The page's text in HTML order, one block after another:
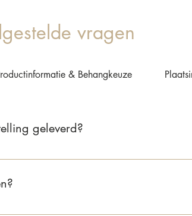
vragen
& Behangkeuze
geleverd?
2 tot 5 werkdagen. Zodra je bestelling